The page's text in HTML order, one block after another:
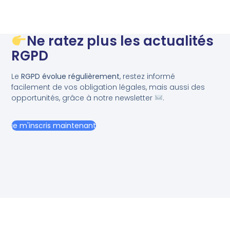
Ne ratez plus les actualités
RGPD
Le RGPD évolue régulièrement, restez informé
facilement de vos obligation légales, mais aussi des
opportunités, grâce à notre newsletter
.
je m'inscris maintenant